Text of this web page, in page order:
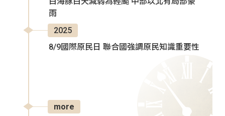
雨
2025
8/9國際原民日 聯合國強調原民知識重要性
more